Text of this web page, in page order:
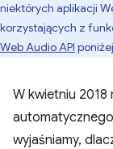
niektórych aplikacji
korzystających z
Web Audio API
W kwietniu 2018
wyjaśniamy,